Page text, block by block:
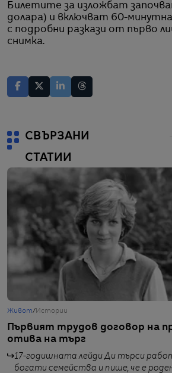
Билетите за изложбат
долара) и включват 60-
с подробни разкази от първо
снимка.
СВЪРЗАНИ
СТАТИИ
Живот/ Истории
Първият трудов договор на
отива на търг
17-годишната лейди Ди търси
богати семейства и пише, че е